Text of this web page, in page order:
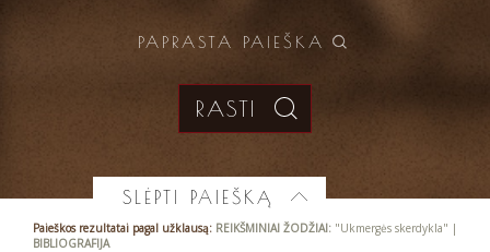
PAPRASTA PAIEŠKA
SLĖPTI PAIEŠKĄ
Paieškos rezultatai pagal užklausą: REIKŠMINIAI ŽODŽIAI: "Ukmergės skerdykla" |
BIBLIOGRAFIJA